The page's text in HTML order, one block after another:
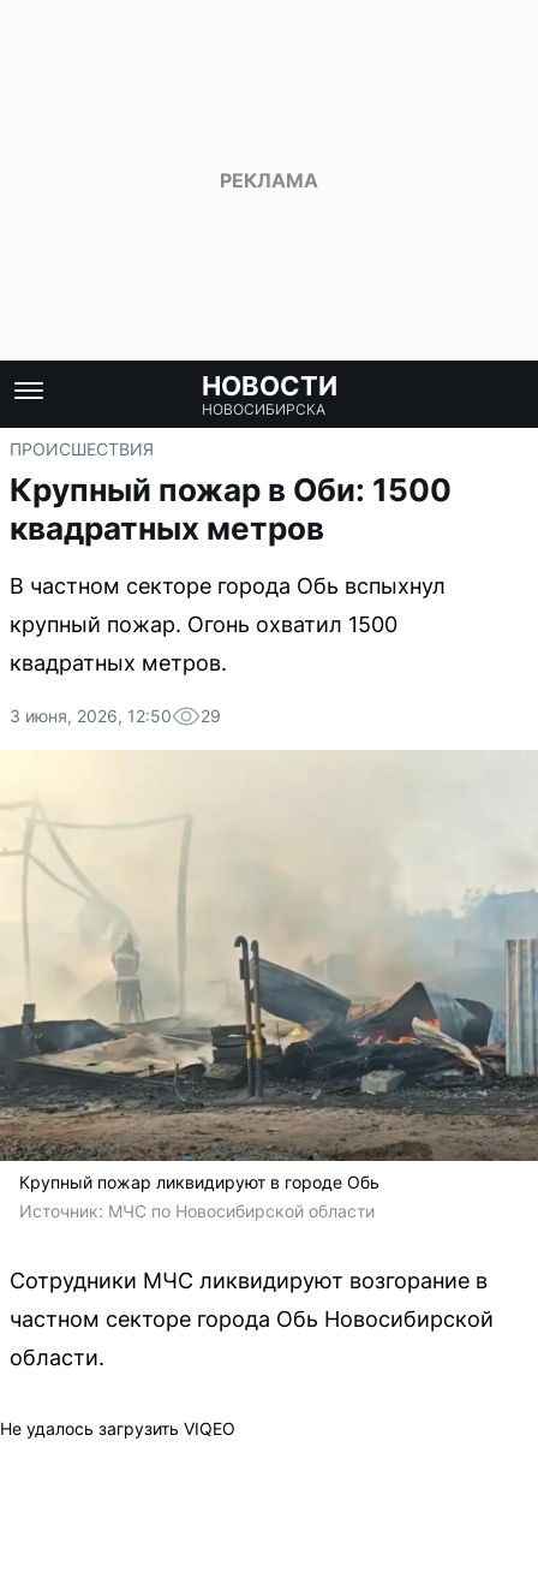
НОВОСТИ
НОВОСИБИРСКА
ПРОИСШЕСТВИЯ
Крупный пожар в Оби: 1500
квадратных метров
В частном секторе города Обь вспыхнул
крупный пожар. Огонь охватил 1500
квадратных метров.
3 июня, 2026, 12:50 29
Крупный пожар ликвидируют в городе Обь
Источник: МЧС по Новосибирской области
Сотрудники МЧС ликвидируют возгорание в
частном секторе города Обь Новосибирской
области.
Не удалось загрузить VIQEO